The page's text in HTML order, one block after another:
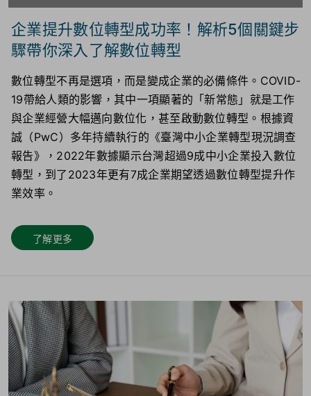
企業提升數位轉型成功率！解析5個關鍵步
驟帶你深入了解數位轉型
數位轉型不再是選項，而是變成企業的必備條件。COVID-
19帶給人類的影響，其中一項顯著的「新常態」就是工作
與企業經營大幅邁向數位化，甚至啟動數位轉型。根據資
誠（PwC）多年持續執行的《臺灣中小企業轉型現況調查
報告》， 2022年數據顯示台灣超過9成中小企業投入數位
轉型 ，到了 2023年更有7成企業期望透過數位轉型提升作
業效率。
了解更多